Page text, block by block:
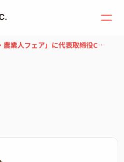
業人フェア」に代表取締役CEO 内藤が登壇いたします